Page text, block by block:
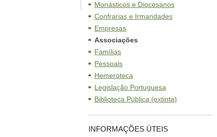
Monásticos e Diocesanos
Confrarias e Irmandades
Empresas
Associações
Famílias
Pessoais
Hemeroteca
Legislação Portuguesa
Biblioteca Pública (extinta)
INFORMAÇÕES ÚTEIS